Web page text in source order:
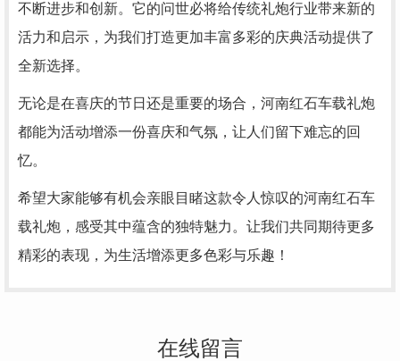
不断进步和创新。它的问世必将给传统礼炮行业带来新的
活力和启示，为我们打造更加丰富多彩的庆典活动提供了
全新选择。
无论是在喜庆的节日还是重要的场合，河南红石车载礼炮
都能为活动增添一份喜庆和气氛，让人们留下难忘的回
忆。
希望大家能够有机会亲眼目睹这款令人惊叹的河南红石车
载礼炮，感受其中蕴含的独特魅力。让我们共同期待更多
精彩的表现，为生活增添更多色彩与乐趣！
在线留言